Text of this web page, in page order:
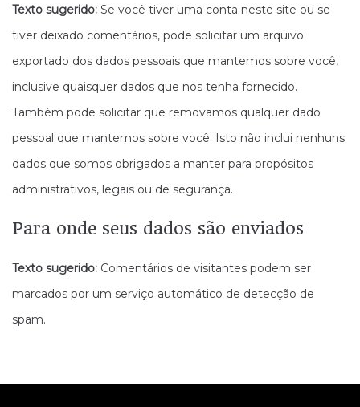
Texto sugerido: Se você tiver uma conta neste site ou se
tiver deixado comentários, pode solicitar um arquivo
exportado dos dados pessoais que mantemos sobre você,
inclusive quaisquer dados que nos tenha fornecido.
Também pode solicitar que removamos qualquer dado
pessoal que mantemos sobre você. Isto não inclui nenhuns
dados que somos obrigados a manter para propósitos
administrativos, legais ou de segurança.
Para onde seus dados são enviados
Texto sugerido: Comentários de visitantes podem ser
marcados por um serviço automático de detecção de
spam.